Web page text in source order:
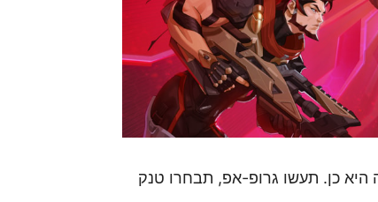
כן. תעשו גרופ-אפ, תבחרו טנק